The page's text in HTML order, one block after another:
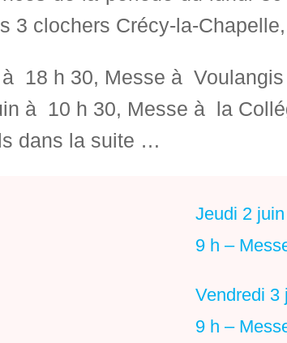
3 clochers Crécy-la-
18 h 30, Messe à Voulangis
à 10 h 30, Messe à la
dans la suite …
Jeudi 2 juin
9 h –
Vendredi 3
9 h –